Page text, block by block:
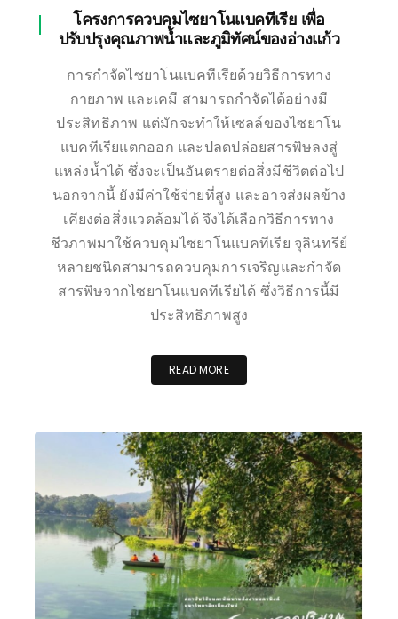
โครงการควบคุมไซยาโนแบคทีเรีย เพื่อ
ปรับปรุงคุณภาพน้ำและภูมิทัศน์ของอ่างแก้ว
การกำจัดไซยาโนแบคทีเรียด้วยวิธีการทาง
กายภาพ และเคมี สามารถกำจัดได้อย่างมี
ประสิทธิภาพ แต่มักจะทำให้เซลล์ของไซยาโน
แบคทีเรียแตกออก และปลดปล่อยสารพิษลงสู่
แหล่งน้ำได้ ซึ่งจะเป็นอันตรายต่อสิ่งมีชีวิตต่อไป
นอกจากนี้ ยังมีค่าใช้จ่ายที่สูง และอาจส่งผลข้าง
เคียงต่อสิ่งแวดล้อมได้ จึงได้เลือกวิธีการทาง
ชีวภาพมาใช้ควบคุมไซยาโนแบคทีเรีย จุลินทรีย์
หลายชนิดสามารถควบคุมการเจริญและกำจัด
สารพิษจากไซยาโนแบคทีเรียได้ ซึ่งวิธีการนี้มี
ประสิทธิภาพสูง
READ MORE